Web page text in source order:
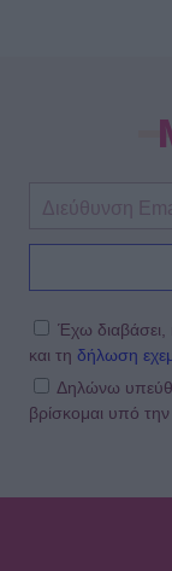
Έχω διαβάσει,
και τη δήλωση
Δηλώνω
βρίσκομαι υπό